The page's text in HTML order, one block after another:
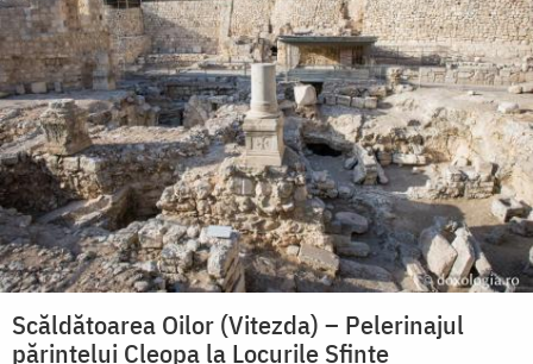
Scăldătoarea Oilor (Vitezda) – Pelerinajul
părintelui Cleopa la Locurile Sfinte